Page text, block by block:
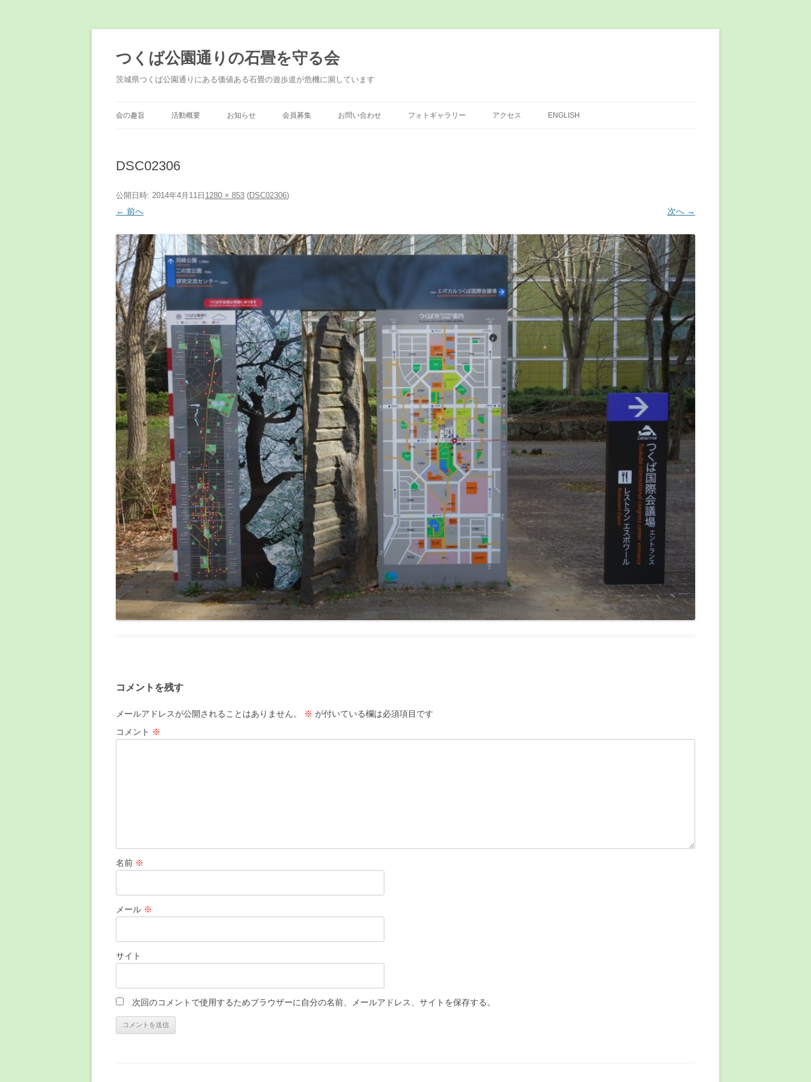
ン
ツ
へ
ス
つくば公園通りの石畳を守る会
茨城県つくば公園通りにある価値ある石畳の遊歩道が危機に瀕しています
会の趣旨 活動概要 お知らせ 会員募集 お問い合わせ フォトギャラリー アクセス ENGLISH
DSC02306
公開日時: 2014年4月11日 1280 × 853 (DSC02306)
← 前へ 次へ →
コメントを残す
メールアドレスが公開されることはありません。 ※ が付いている欄は必須項目です
コメント ※
名前 ※
メール ※
サイト
次回のコメントで使用するためブラウザーに自分の名前、メールアドレス、サイトを保存する。